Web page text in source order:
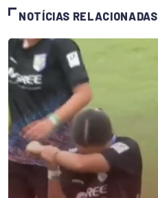
NOTÍCIAS RELACIONADAS